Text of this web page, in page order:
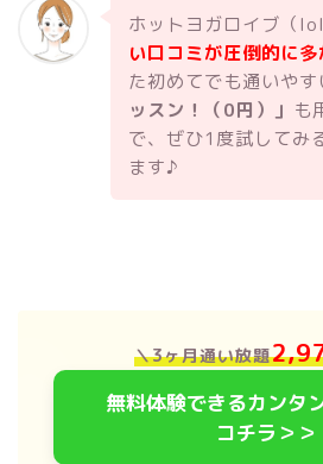
ホットヨガロイブ（
い口コミが圧倒的に多
た初めてでも通いやす
ッスン！（0円）」 も
で、ぜひ1度試してみ
ます♪
＼3ヶ月通い放題
無料体験できるカンタ
コチラ＞＞